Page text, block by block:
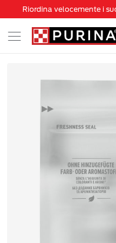
Riordina velocemente i
Tanti sconti e
Spedizione